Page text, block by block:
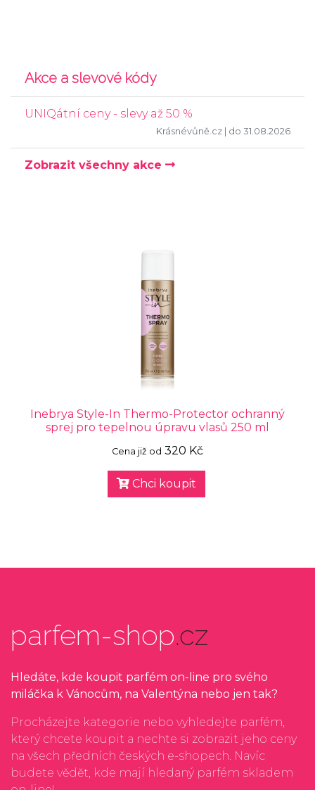
Akce a slevové kódy
UNIQátní ceny - slevy až 50 %
Krásnévůně.cz | do 31.08.2026
Zobrazit všechny akce
Inebrya Style-In Thermo-Protector ochranný
sprej pro tepelnou úpravu vlasů 250 ml
Cena již od 320 Kč
Chci koupit
parfem-shop.cz
Hledáte, kde koupit parfém on-line pro svého
miláčka k Vánocům, na Valentýna nebo jen tak?
Procházejte kategorie nebo vyhledejte parfém,
který chcete koupit a nechte si zobrazit jeho ceny
na všech předních českých e-shopech. Navíc
budete vědět, kde mají hledaný parfém skladem